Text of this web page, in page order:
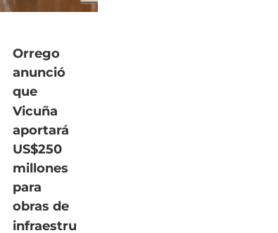
Orrego
anunció
que
Vicuña
aportará
US$250
millones
para
obras de
infraestru